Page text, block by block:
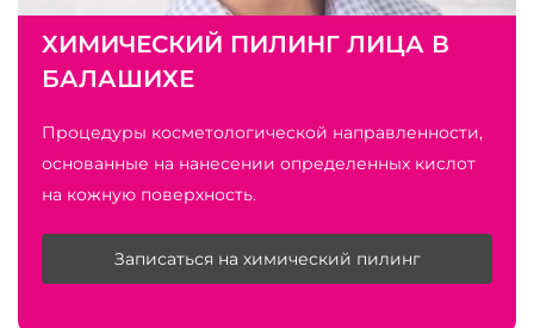
ХИМИЧЕСКИЙ ПИЛИНГ ЛИЦА В
БАЛАШИХЕ
Процедуры косметологической направленности,
основанные на нанесении определенных кислот
на кожную поверхность.
Записаться на химический пилинг